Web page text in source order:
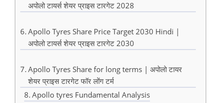
अपोलो टायर्स शेयर प्राइस टारगेट 2028
Apollo Tyres Share Price Target 2030 Hindi |
अपोलो टायर्स शेयर प्राइस टारगेट 2030
Apollo Tyres Share for long terms | अपोलो टायर
शेयर प्राइस टारगेट फॉर लोंग टर्म
Apollo tyres Fundamental Analysis